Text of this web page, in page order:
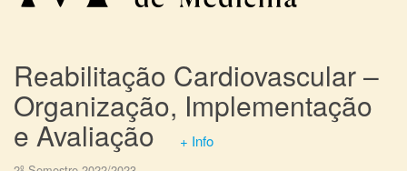
Reabilitação Cardiovascular –
Organização, Implementação
e Avaliação + Info